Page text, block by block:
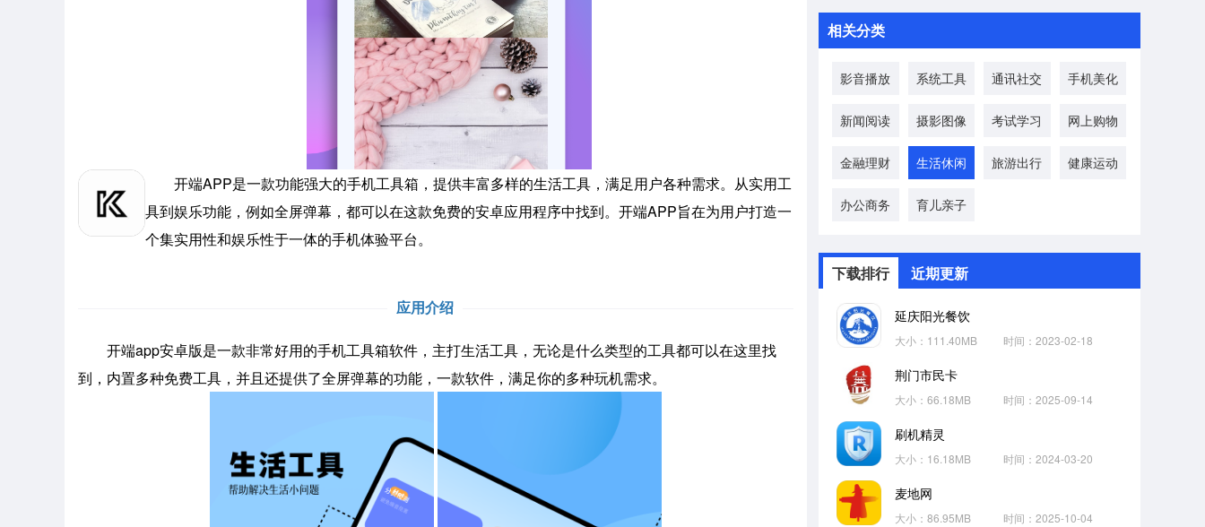
开端APP是一款功能强大的手机工具箱，提供丰富多样的生活工具，满足用户各种需求。从实用工
具到娱乐功能，例如全屏弹幕，都可以在这款免费的安卓应用程序中找到。开端APP旨在为用户打造一
个集实用性和娱乐性于一体的手机体验平台。
应用介绍
开端app安卓版是一款非常好用的手机工具箱软件，主打生活工具，无论是什么类型的工具都可以在这里找
到，内置多种免费工具，并且还提供了全屏弹幕的功能，一款软件，满足你的多种玩机需求。
相关分类
影音播放 系统工具 通讯社交 手机美化
新闻阅读 摄影图像 考试学习 网上购物
金融理财 生活休闲 旅游出行 健康运动
办公商务 育儿亲子
下载排行 近期更新
延庆阳光餐饮
大小：111.40MB 时间：2023-02-18
荆门市民卡
大小：66.18MB 时间：2025-09-14
刷机精灵
大小：16.18MB 时间：2024-03-20
麦地网
大小：86.95MB 时间：2025-10-04